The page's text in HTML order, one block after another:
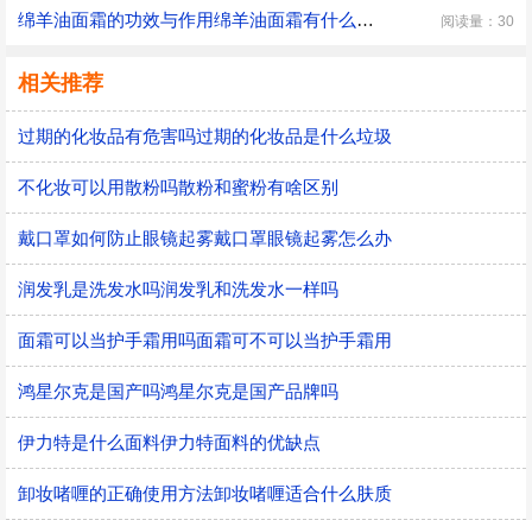
绵羊油面霜的功效与作用绵羊油面霜有什么功效 阅读量：30
相关推荐
过期的化妆品有危害吗过期的化妆品是什么垃圾
不化妆可以用散粉吗散粉和蜜粉有啥区别
戴口罩如何防止眼镜起雾戴口罩眼镜起雾怎么办
润发乳是洗发水吗润发乳和洗发水一样吗
面霜可以当护手霜用吗面霜可不可以当护手霜用
鸿星尔克是国产吗鸿星尔克是国产品牌吗
伊力特是什么面料伊力特面料的优缺点
卸妆啫喱的正确使用方法卸妆啫喱适合什么肤质